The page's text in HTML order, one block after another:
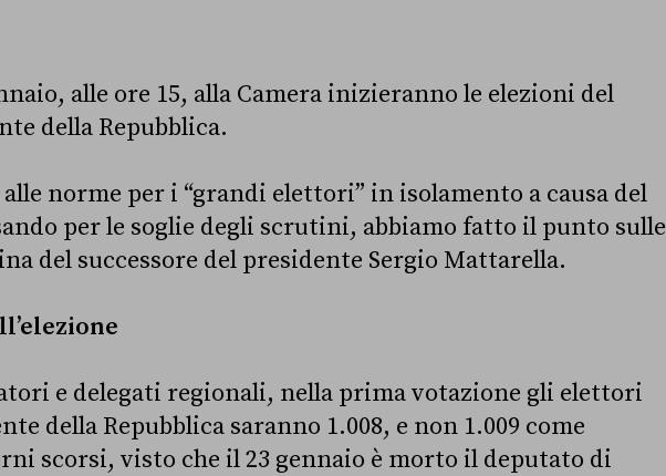
alle ore 15, alla Camera inizieranno le elezioni del
della Repubblica.
norme per i “grandi elettori” in isolamento a causa del
per le soglie degli scrutini, abbiamo fatto il punto sulle
del successore del presidente Sergio Mattarella.
e delegati regionali, nella prima votazione gli elettori
della Repubblica saranno 1.008, e non 1.009 come
scorsi, visto che il 23 gennaio è morto il deputato di